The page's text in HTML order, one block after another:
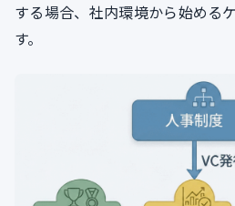
する場合、社内環境から始める
す。